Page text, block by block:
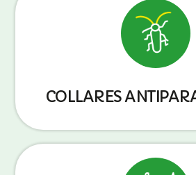
COLLARES